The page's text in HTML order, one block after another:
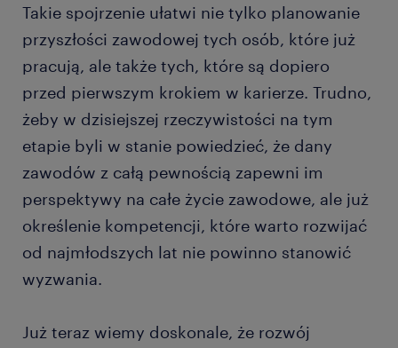
Takie spojrzenie ułatwi nie tylko planowanie
przyszłości zawodowej tych osób, które już
pracują, ale także tych, które są dopiero
przed pierwszym krokiem w karierze. Trudno,
żeby w dzisiejszej rzeczywistości na tym
etapie byli w stanie powiedzieć, że dany
zawodów z całą pewnością zapewni im
perspektywy na całe życie zawodowe, ale już
określenie kompetencji, które warto rozwijać
od najmłodszych lat nie powinno stanowić
wyzwania.
Już teraz wiemy doskonale, że rozwój